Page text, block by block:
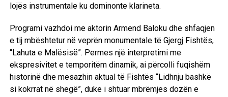
lojës instrumentale ku dominonte klarineta.
Programi vazhdoi me aktorin Armend Baloku dhe shfaqjen
e tij mbështetur në veprën monumentale të Gjergj Fishtës,
“Lahuta e Malësisë”. Permes një interpretimi me
ekspresivitet e temporitëm dinamik, ai përcolli fuqishëm
historinë dhe mesazhin aktual të Fishtës “Lidhnju bashkë
si kokrrat në shegë”, duke i shtuar mbrëmjes dozën e